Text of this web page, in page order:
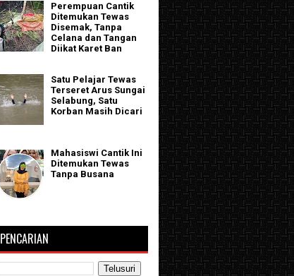
Perempuan Cantik
Ditemukan Tewas
Disemak, Tanpa
Celana dan Tangan
Diikat Karet Ban
Satu Pelajar Tewas
Terseret Arus Sungai
Selabung, Satu
Korban Masih Dicari
Mahasiswi Cantik Ini
Ditemukan Tewas
Tanpa Busana
PENCARIAN